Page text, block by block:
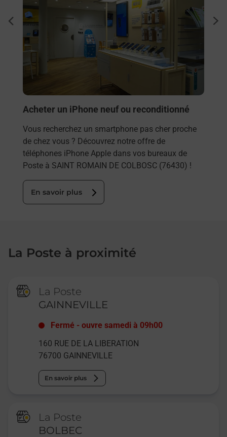
Acheter un iPhone neuf ou reconditionné
Vous recherchez un smartphone pas cher proche
de chez vous ? Découvrez notre offre de
téléphones iPhone Apple dans vos bureaux de
Poste à SAINT ROMAIN DE COLBOSC (76430) !
En savoir plus
La Poste à proximité
La Poste
GAINNEVILLE
Fermé -ouvre samedi à 09h00
160 RUE DE LA LIBERATION
76700 GAINNEVILLE
En savoir plus
La Poste
BOLBEC